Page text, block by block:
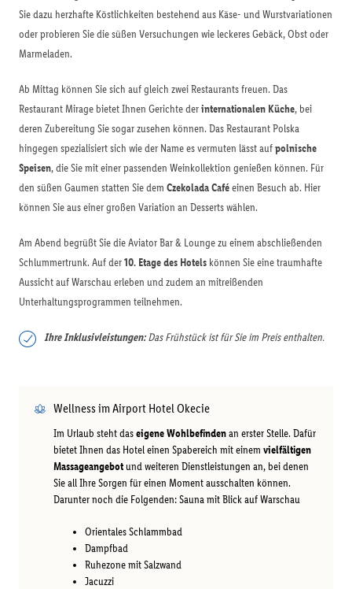
Sie dazu herzhafte Köstlichkeiten bestehend aus Käse- und Wurstvariationen
oder probieren Sie die süßen Versuchungen wie leckeres Gebäck, Obst oder
Marmeladen.
Ab Mittag können Sie sich auf gleich zwei Restaurants freuen. Das
Restaurant Mirage bietet Ihnen Gerichte derinternationalen Küche, bei
deren Zubereitung Sie sogar zusehen können. Das Restaurant Polska
hingegen spezialisiert sich wie der Name es vermuten lässt aufpolnische
Speisen, die Sie mit einer passenden Weinkollektion genießen können. Für
den süßen Gaumen statten Sie dem Czekolada Caféeinen Besuch ab. Hier
können Sie aus einer großen Variation an Desserts wählen.
Am Abend begrüßt Sie die Aviator Bar & Lounge zu einem abschließenden
Schlummertrunk. Auf der10. Etage des Hotels können Sie eine traumhafte
Aussicht auf Warschau erleben und zudem an mitreißenden
Unterhaltungsprogrammen teilnehmen.
Ihre Inklusivleistungen:Das Frühstück ist für Sie im Preis enthalten.
Wellness im Airport Hotel Okecie
Im Urlaub steht daseigene Wohlbefindenan erster Stelle. Dafür
bietet Ihnen das Hotel einen Spabereich mit einem vielfältigen
Massageangebot und weiteren Dienstleistungen an, bei denen
Sie all Ihre Sorgen für einen Moment ausschalten können.
Darunter noch die Folgenden: Sauna mit Blick auf Warschau
Orientales Schlammbad
Dampfbad
Ruhezone mit Salzwand
Jacuzzi